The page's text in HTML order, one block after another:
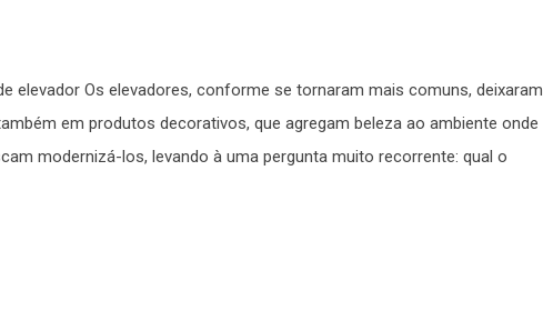
elevador Os elevadores, conforme se tornaram mais comuns, deixaram
em produtos decorativos, que agregam beleza ao ambiente onde
modernizá-los, levando à uma pergunta muito recorrente: qual o